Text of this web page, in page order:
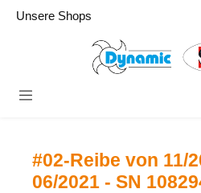
springen
Unsere Shops
#02-Reibe von 11/
06/2021 - SN